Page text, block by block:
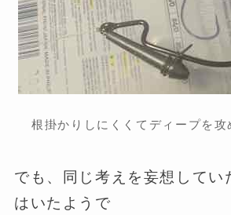
根掛かりしにくくてディープを攻
でも、同じ考えを妄想してい
はいたようで